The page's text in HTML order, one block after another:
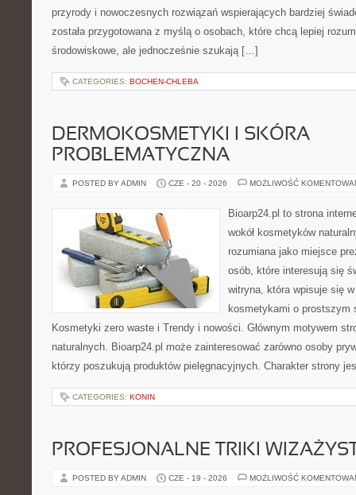
przyrody i nowoczesnych rozwiązań wspierających bardziej
została przygotowana z myślą o osobach, które chcą lepiej
środowiskowe, ale jednocześnie szukają […]
CATEGORIES: BOCHEN-CHLEBA
DERMOKOSMETYKI I SKÓRA
PROBLEMATYCZNA
POSTED BY ADMIN CZE - 20 - 2026 MOŻLIWOŚĆ
Bioarp24.pl to strona
wokół kosmetyków
rozumiana jako miejsce
osób, które interesują się
witryna, która wpisuje się
kosmetykami o prostszym
Kosmetyki zero waste i Trendy i nowości. Głównym motywem
naturalnych. Bioarp24.pl może zainteresować zarówno osoby
którzy poszukują produktów pielęgnacyjnych. Charakter strony
CATEGORIES: KONIN
PROFESJONALNE TRIKI
POSTED BY ADMIN CZE - 19 - 2026 MOŻLIWOŚĆ